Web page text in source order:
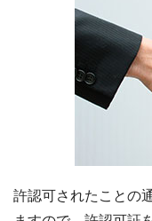
許認可されたことの